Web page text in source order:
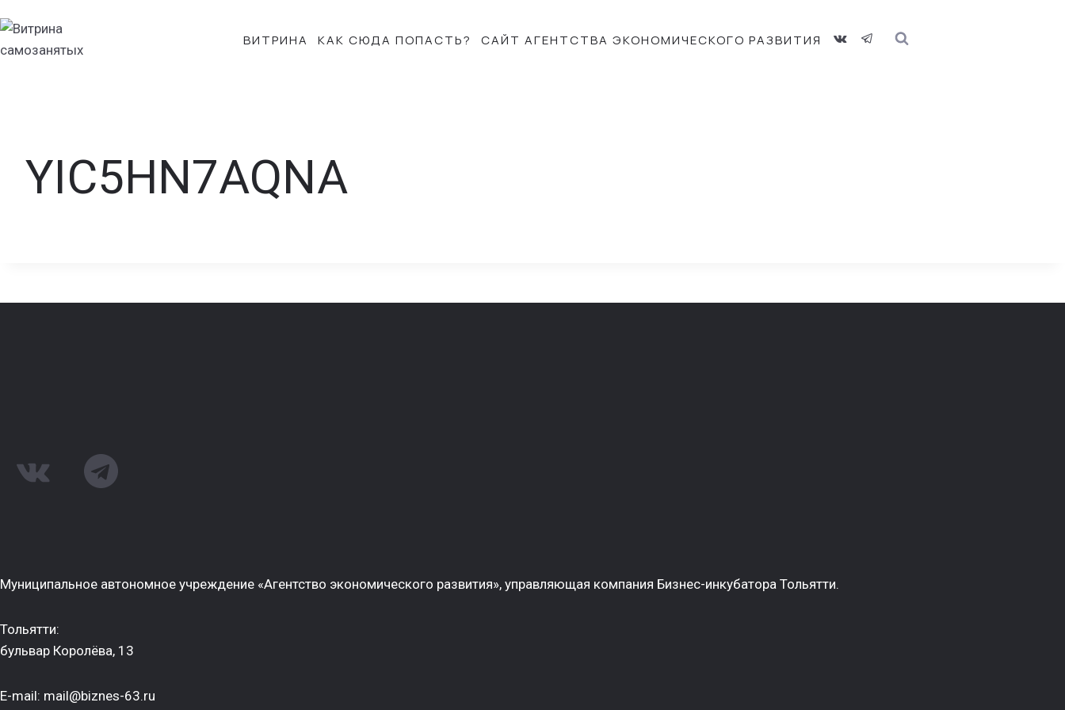
к
содержанию
ВИТРИНА КАК СЮДА ПОПАСТЬ? САЙТ АГЕНТСТВА ЭКОНОМИЧЕСКОГО РАЗВИТИЯ
YIC5HN7AQNA
Муниципальное автономное учреждение «Агентство экономического развития», управляющая компания Бизнес-инкубатора Тольятти.
Тольятти:
бульвар Королёва, 13
E-mail: mail@biznes-63.ru